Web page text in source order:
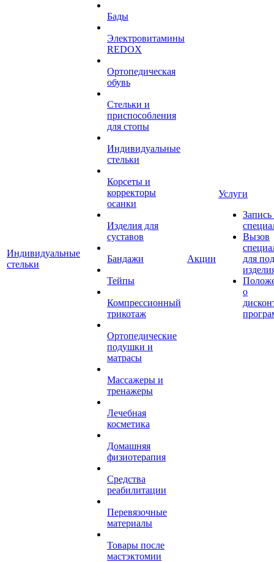
Индивидуальные
стельки
Бады
Электровитамины
REDOX
Ортопедическая
обувь
Стельки и
приспособления
для стопы
Индивидуальные
стельки
Корсеты и
корректоры
осанки
Изделия для
суставов
Бандажи
Тейпы
Компрессионный
трикотаж
Ортопедические
подушки и
матрасы
Массажеры и
тренажеры
Лечебная
косметика
Домашняя
физиотерапия
Средства
реабилитации
Перевязочные
материалы
Товары после
мастэктомии
Акции
Услуги
Запись
Вызов
для
о